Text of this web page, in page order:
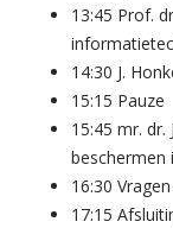
13:45 Prof.
14:30 J.
15:15 Pauze
15:45 mr. dr.
beschermen
16:30
17:15